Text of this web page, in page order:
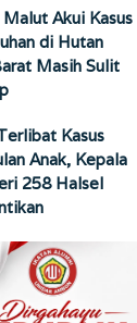
Akui Kasus
di Hutan
Masih Sulit
Kasus
Anak, Kepala
258 Halsel